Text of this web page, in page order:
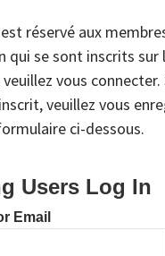
réservé aux
qui se sont inscrits sur
vous connecter.
veuillez vous
ci-dessous.
Users Log In
Email